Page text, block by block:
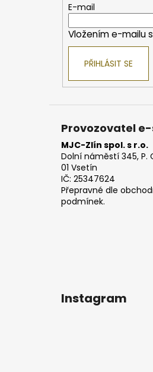
E-mail
Vložením e-mailu
PŘIHLÁSIT SE
Provozovatel
MJC-Zlín spol. s r.o.
Dolní náměstí 345, P.
01 Vsetín
IČ: 25347624
Přepravné dle
podmínek.
Instagram